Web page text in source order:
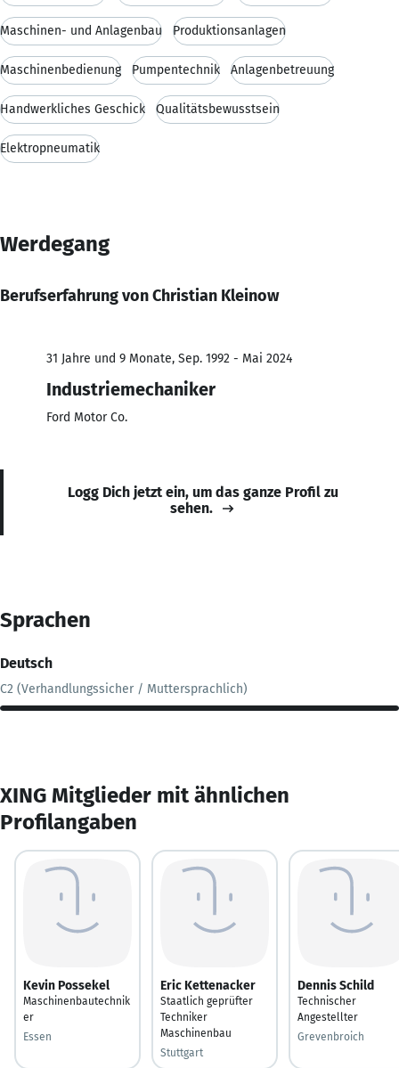
Maschinen- und Anlagenbau Produktionsanlagen
Maschinenbedienung Pumpentechnik Anlagenbetreuung
Handwerkliches Geschick Qualitätsbewusstsein
Elektropneumatik
Werdegang
Berufserfahrung von Christian Kleinow
31 Jahre und 9 Monate, Sep. 1992 - Mai 2024
Industriemechaniker
Ford Motor Co.
Logg Dich jetzt ein, um das ganze Profil zu
sehen.
Sprachen
Deutsch
C2 (Verhandlungssicher / Muttersprachlich)
XING Mitglieder mit ähnlichen
Profilangaben
Kevin Possekel
Maschinenbautechnik
er
Essen
Eric Kettenacker
Staatlich geprüfter
Techniker
Maschinenbau
Stuttgart
Dennis Schild
Technischer
Angestellter
Grevenbroich